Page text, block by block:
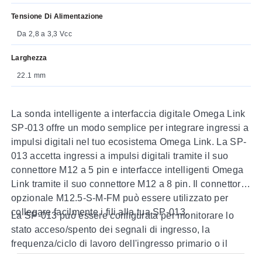
Tensione Di Alimentazione
Da 2,8 a 3,3 Vcc
Larghezza
22.1 mm
La sonda intelligente a interfaccia digitale Omega Link
SP-013 offre un modo semplice per integrare ingressi a
impulsi digitali nel tuo ecosistema Omega Link. La SP-
013 accetta ingressi a impulsi digitali tramite il suo
connettore M12 a 5 pin e interfacce intelligenti Omega
Link tramite il suo connettore M12 a 8 pin. Il connettore
opzionale M12.5-S-M-FM può essere utilizzato per
collegare facilmente i fili alla tua SP-013.
La SP-013 può essere configurata per monitorare lo
stato acceso/spento dei segnali di ingresso, la
frequenza/ciclo di lavoro dell'ingresso primario o il